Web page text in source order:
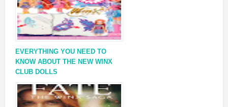
EVERYTHING YOU NEED TO
KNOW ABOUT THE NEW WINX
CLUB DOLLS